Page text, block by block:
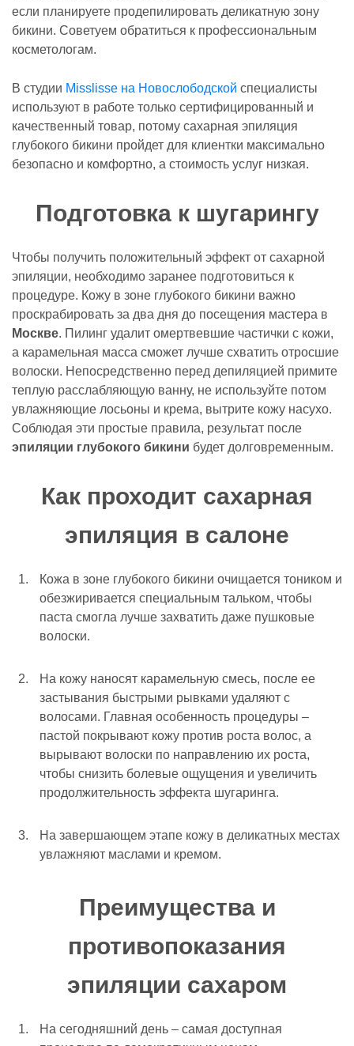
если планируете продепилировать деликатную зону
бикини. Советуем обратиться к профессиональным
косметологам.
В студии Misslisse на Новослободской специалисты
используют в работе только сертифицированный и
качественный товар, потому сахарная эпиляция
глубокого бикини пройдет для клиентки максимально
безопасно и комфортно, а стоимость услуг низкая.
Подготовка к шугарингу
Чтобы получить положительный эффект от сахарной
эпиляции, необходимо заранее подготовиться к
процедуре. Кожу в зоне глубокого бикини важно
проскрабировать за два дня до посещения мастера в
Москве. Пилинг удалит омертвевшие частички с кожи,
а карамельная масса сможет лучше схватить отросшие
волоски. Непосредственно перед депиляцией примите
теплую расслабляющую ванну, не используйте потом
увлажняющие лосьоны и крема, вытрите кожу насухо.
Соблюдая эти простые правила, результат после
эпиляции глубокого бикини будет долговременным.
Как проходит сахарная
эпиляция в салоне
Кожа в зоне глубокого бикини очищается тоником и
обезжиривается специальным тальком, чтобы
паста смогла лучше захватить даже пушковые
волоски.
На кожу наносят карамельную смесь, после ее
застывания быстрыми рывками удаляют с
волосами. Главная особенность процедуры –
пастой покрывают кожу против роста волос, а
вырывают волоски по направлению их роста,
чтобы снизить болевые ощущения и увеличить
продолжительность эффекта шугаринга.
На завершающем этапе кожу в деликатных местах
увлажняют маслами и кремом.
Преимущества и
противопоказания
эпиляции сахаром
На сегодняшний день – самая доступная